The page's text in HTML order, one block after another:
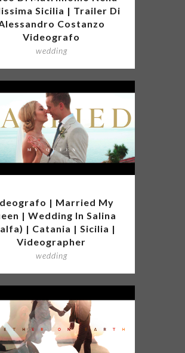
Sicilia | Trailer Di
Costanzo
Videografo
wedding
| Married My
| Wedding In Salina
| Catania | Sicilia |
Videographer
wedding